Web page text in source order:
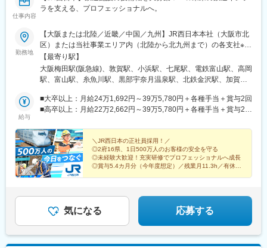
大社前駅、三雲駅、栗東駅、おごと温泉駅、長浜駅、箕浦駅、讃
富田駅、平田駅(高知県)、多ノ郷駅、布師田駅、撫養駅、川原石
駅、伴中央駅、広島港・宇品駅、本郷駅(広島県)、八本松駅、東福
山駅、木次駅、遙堪駅、乃木駅、下府駅、八浜駅、金光駅、木見
駅、高野駅、厚東駅、長府駅、米川駅、山口駅(山口県)、新南陽
駅、萩駅、鳥取駅、三本松口駅、南瀬高駅、五郎丸駅、苅田駅、
赤間駅、伊賀駅、甘木駅(西鉄線)、新飯塚駅、橋本駅(福岡県)、貝
塚駅(福岡県)、雑餉隈駅、吉塚駅、西小倉駅、大塔駅、佐伯駅、豊
後豊岡駅、鶴崎駅、東中津駅、北友田駅、朝地駅、バルーンさが
駅、田代駅、東唐津駅、肥後大津駅、光の森駅、平成駅、西人吉
嶺駅、てだこ浦西駅、南方駅(宮崎県)、高鍋駅、三股駅、東旭川
駅、倶知安駅、岩見沢駅、新富士駅(北海道)、根室駅、新川駅(北
海道)、環状通東駅、南郷１３丁目駅、問寒別駅、東室蘭駅、ほし
み駅、深川駅、長都駅、西帯広駅、滝川駅、南稚内駅、利別駅、
沼ノ端駅、八雲駅、鵡川駅、七重浜駅、磯分内駅、富良野駅、西
駅、荒井駅(宮城県)、福田町駅、泉中央駅、古川駅、東白石駅、泉
駅(常磐線)、藤田駅、七日町駅、泉崎駅、中荒井駅、日立木駅、安
達駅、五百川駅、東酒田駅、高擶駅、置賜駅、山ノ目駅、花巻空
港駅(東北本線)、岩手飯岡駅、地ノ森駅、村崎野駅、横手駅、上飯
島駅、扇田駅、羽後四ツ屋駅、大曲駅(秋田県)、能代駅、西目駅、
仕事内容
ラを支える、プロフェッショナルへ。
勤務地
【大阪または北陸／近畿／中国／九州】JR西日本本社（大阪市北
区）または当社事業エリア内（北陸から北九州まで）の各支社※可
能な限り希望に沿って配属します※I・Uターン歓迎※受動喫煙対
策：敷地内喫煙可能場所あり■北陸新潟県（糸魚川）富山県（富
山、高岡）石川県（金沢、七尾、羽咋、白山、加賀）福井県（福
府（京都、福知山）大阪府（大阪、高槻、堺）兵庫県（神戸、明
石、姫路、加古川、豊岡、神崎郡神河町、丹波篠山）奈良県（奈
気郡和気町、笠岡、新見、総社、倉敷、津山）鳥取県（米子、鳥
取）島根県（松江、浜田、出雲）広島県（広島、福山、三原）山
口県（山口、周南、下関）■九州福岡県（福岡)
【最寄り駅】
大阪梅田駅(阪急線)、敦賀駅、小浜駅、七尾駅、電鉄富山駅、高岡
駅、富山駅、糸魚川駅、黒部宇奈月温泉駅、北鉄金沢駅、加賀笠
津駅(滋賀県)、米原駅、近江八幡駅、貴生川駅、堅田駅、近江今津
駅、近江塩津駅、京都駅、東野駅(京都府)、新田駅(京都府)、亀岡
(大阪府・阪急線)、西中島南方駅、尼崎駅(東海道本線)、川西池田
駅、天王寺駅、森ノ宮駅、京橋駅(大阪府)、四天王寺前夕陽ケ丘
駅、富木駅、日根野駅、王寺駅、木津駅(京都府)、津田駅、伊賀上
野駅、高田駅(奈良県)、兵庫駅、芦屋駅(東海道本線)、西明石駅、
姫路駅、加古川駅、西脇市駅、相生駅(兵庫県)、太市駅、和歌山
知山駅、綾部駅、篠山口駅、豊岡駅(兵庫県)、寺前駅、大阪阿部野
橋駅、ハーバーランド駅、瀬戸駅、和気駅、備前三門駅、津山
駅、茶屋町駅、倉敷駅、総社駅、新見駅、福山駅、笠岡駅、尾道
給与
■大卒以上：月給24万1,692円～39万5,780円＋各種手当＋賞与2回
■高卒以上：月給22万2,662円～39万5,780円＋各種手当＋賞与2回
で異なります※京阪神地区以外の勤務地の場合は、月給（大卒以
上）23万706円以上、月給（高卒以上）21万2,541円以上となりま
す※上記基本給と別途、諸手当として扶養・職務・時間外・通勤手
当等を支給します……入社時年収例……大卒、月15時間相当の時
間外労働手当、賞与5.3ヵ月分（2025年度）を含む・社会人経験 5
500万円程度～・社会人経験 15年：入社時年収 540万円程度～・
社会人経験 20年：入社時年収 590万円程度～・社会人経験 25
年：入社時年収 600万円程度～
＼JR西日本の正社員採用！／
◎2府16県、1日500万人のお客様の安全を守る
◎未経験大歓迎！充実研修でプロフェッショナルへ成長
◎賞与5.4カ月分（今年度想定）／残業月11.3h／有休取
気になる 応募する